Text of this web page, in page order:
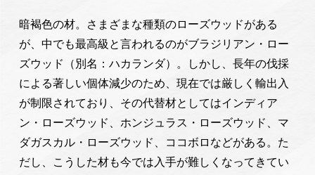
暗褐色の材。さまざまな種類のローズウッドがある
が、中でも最高級と言われるのがブラジリアン・ロー
ズウッド（別名：ハカランダ）。しかし、長年の伐採
による著しい個体減少のため、現在では厳しく輸出入
が制限されており、その代替材としてはインディア
ン・ローズウッド、ホンジュラス・ローズウッド、マ
ダガスカル・ローズウッド、ココボロなどがある。た
だし、こうした材も今では入手が難しくなってきてい